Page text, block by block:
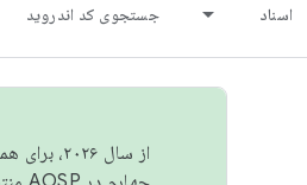
اسناد جستجوی کد اندروید
از سال